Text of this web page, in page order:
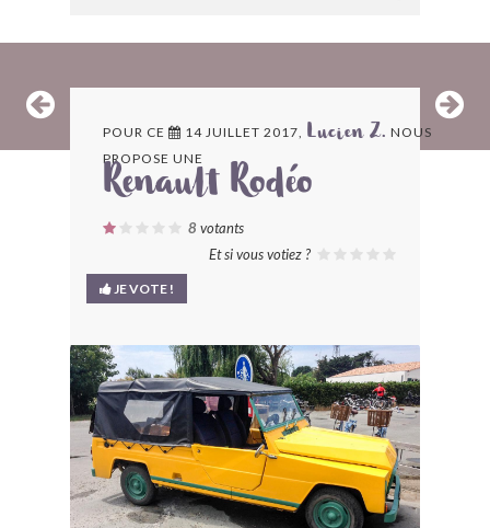
ARCHIVES
LES CONTRIBUTEURS
LE BLOG
BONJOURLAVIEILLE ?
MODÈLES ET MARQUES
COMMENT FONCTIONNE BLV ?
POUR CE 14 JUILLET 2017, Lucien Z. NOUS
PROPOSE UNE
Renault Rodéo
8 votants
Et si vous votiez ?
JE VOTE !